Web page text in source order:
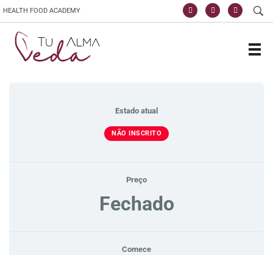
HEALTH FOOD ACADEMY
Estado atual
NÃO INSCRITO
Preço
Fechado
Comece